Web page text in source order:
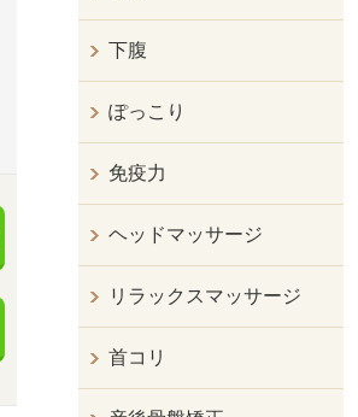
下腹
ぽっこり
免疫力
ヘッドマッサージ
リラックスマッサージ
首コリ